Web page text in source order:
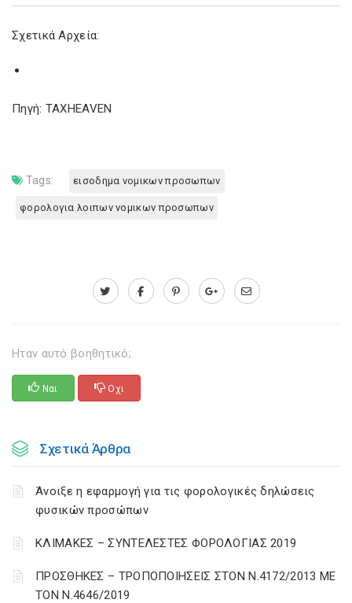
Σχετικά Αρχεία:
Πηγή: TAXHEAVEN
Tags: εισοδημα νομικων προσωπων
φορολογια λοιπων νομικων προσωπων
Ηταν αυτό βοηθητικό;
Ναι Οχι
Σχετικά Άρθρα
Άνοιξε η εφαρμογή για τις φορολογικές δηλώσεις
φυσικών προσώπων
ΚΛΙΜΑΚΕΣ – ΣΥΝΤΕΛΕΣΤΕΣ ΦΟΡΟΛΟΓΙΑΣ 2019
ΠΡΟΣΘΗΚΕΣ – ΤΡΟΠΟΠΟΙΗΣΕΙΣ ΣΤΟΝ Ν.4172/2013 ΜΕ
ΤΟΝ Ν.4646/2019